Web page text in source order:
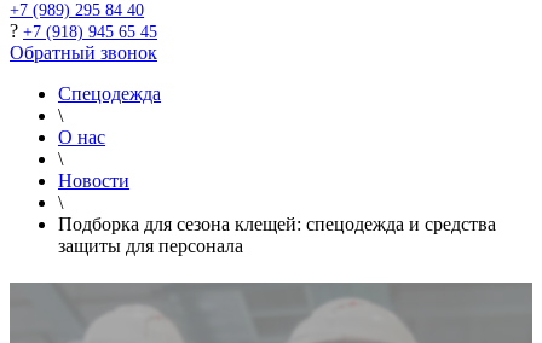
+7 (989) 295 84 40
? +7 (918) 945 65 45
Обратный звонок
Спецодежда
\
О нас
\
Новости
\
Подборка для сезона клещей: спецодежда и средства
защиты для персонала